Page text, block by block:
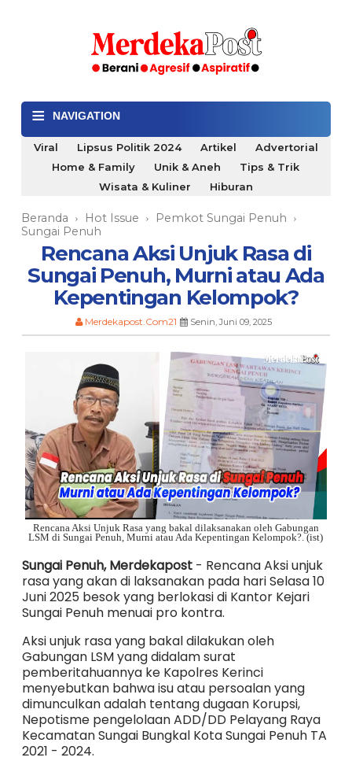
≡ NAVIGATION
Viral Lipsus Politik 2024 Artikel
Advertorial
Home & Family
Unik & Aneh
Tips & Trik
Wisata & Kuliner
Hiburan
Beranda › Hot Issue › Pemkot Sungai Penuh ›
Sungai Penuh
Rencana Aksi Unjuk Rasa di
Sungai Penuh, Murni atau Ada
Kepentingan Kelompok?
Merdekapost.Com21 Senin, Juni 09, 2025
Rencana Aksi Unjuk Rasa yang bakal dilaksanakan oleh Gabungan
LSM di Sungai Penuh, Murni atau Ada Kepentingan Kelompok?. (ist)
Sungai Penuh, Merdekapost- Rencana Aksi unjuk
rasa yang akan di laksanakan pada hari Selasa 10
Juni 2025 besok yang berlokasi di Kantor Kejari
Sungai Penuh menuai pro kontra.
Aksi unjuk rasa yang bakal dilakukan oleh
Gabungan LSM yang didalam surat
pemberitahuannya ke Kapolres Kerinci
menyebutkan bahwa isu atau persoalan yang
dimunculkan adalah tentang dugaan Korupsi,
Nepotisme pengelolaan ADD/DD Pelayang Raya
Kecamatan Sungai Bungkal Kota Sungai Penuh TA
2021 - 2024.